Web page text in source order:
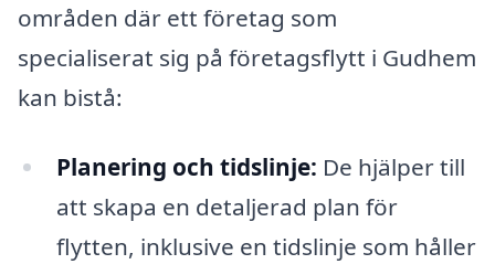
områden där ett företag som
specialiserat sig på företagsflytt i Gudhem
kan bistå:
Planering och tidslinje: De hjälper till
att skapa en detaljerad plan för
flytten, inklusive en tidslinje som håller